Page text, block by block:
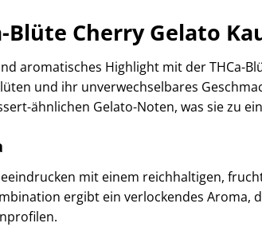
Blüte Cherry Gelato
aromatisches Highlight mit der THCa-
und ihr unverwechselbares
ähnlichen Gelato-Noten, was sie zu
mit einem reichhaltigen,
ergibt ein verlockendes